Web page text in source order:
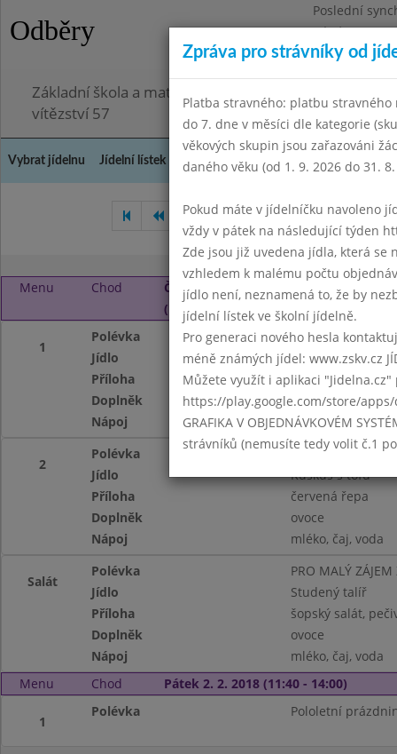
Odběry
Poslední
Pátek
Omezení
Základní škola a mateřská škola Chodov, Praha 4,
vítězství 57
Vybrat jídelnu Jídelní lístek Historie Kontakty a informace
Prosinec 2017 Leden 2018
Menu Chod
Čtvrtek 1. 2. 2018
(11:40 - 14:00)
1
Polévka
Dýňový krém se
Jídlo
Vepřová pečeně,
Příloha
bramborové noky
Doplněk
ovoce
Nápoj
mléko, čaj, voda
2
Polévka
Dýňový krém se
Jídlo
Kuskus s tofu
Příloha
červená řepa
Doplněk
ovoce
Nápoj
mléko, čaj, voda
Salát
Polévka
PRO MALÝ
Jídlo
Studený talíř
Příloha
šopský salát,
Doplněk
ovoce
Nápoj
mléko, čaj, voda
Menu
Chod Pátek 2. 2. 2018 (11:40 - 14:00)
1
Polévka Pololetní
Zpráva pro strávníky od
Platba stravného: platbu stravného
do 7. dne v měsíci dle kategorie
věkových skupin jsou zařazováni
daného věku (od 1. 9. 2026 do 31.
Pokud máte v jídelníčku navoleno
vždy v pátek na následující týden
Zde jsou již uvedena jídla, která se
vzhledem k malému počtu
jídlo není, neznamená to, že by
jídelní lístek ve školní jídelně.
Pro generaci nového hesla
méně známých jídel: www.zskv.cz
Můžete využít i aplikaci
https://play.google.com/store/
GRAFIKA V OBJEDNÁVKOVÉM
strávníků (nemusíte tedy volit č.1